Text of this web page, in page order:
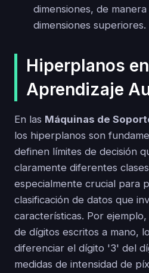
dimensiones, de
dimensiones superiores.
Hiperplanos
Aprendizaje
En las Máquinas de
los hiperplanos son
definen límites de decisión
claramente diferentes
especialmente crucial para
clasificación de datos que
características. Por
de dígitos escritos a mano,
diferenciar el dígito '3' del
medidas de intensidad de